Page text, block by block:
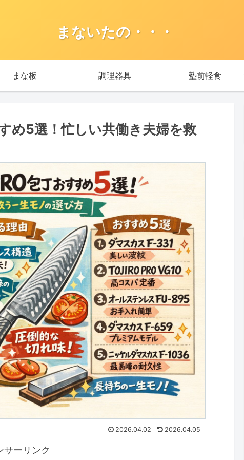
まないたの・・・
まな板 調理器具 塾前軽食
め5選！忙しい共働き夫婦を救
2026.04.02 2026.04.05
サーリンク